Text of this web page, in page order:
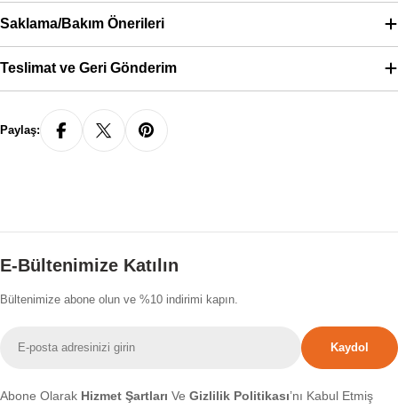
Saklama/Bakım Önerileri
Teslimat ve Geri Gönderim
Paylaş:
E-Bültenimize Katılın
Bültenimize abone olun ve %10 indirimi kapın.
posta
Kaydol
Abone Olarak Hizmet Şartları Ve Gizlilik Politikası’nı Kabul Etmiş